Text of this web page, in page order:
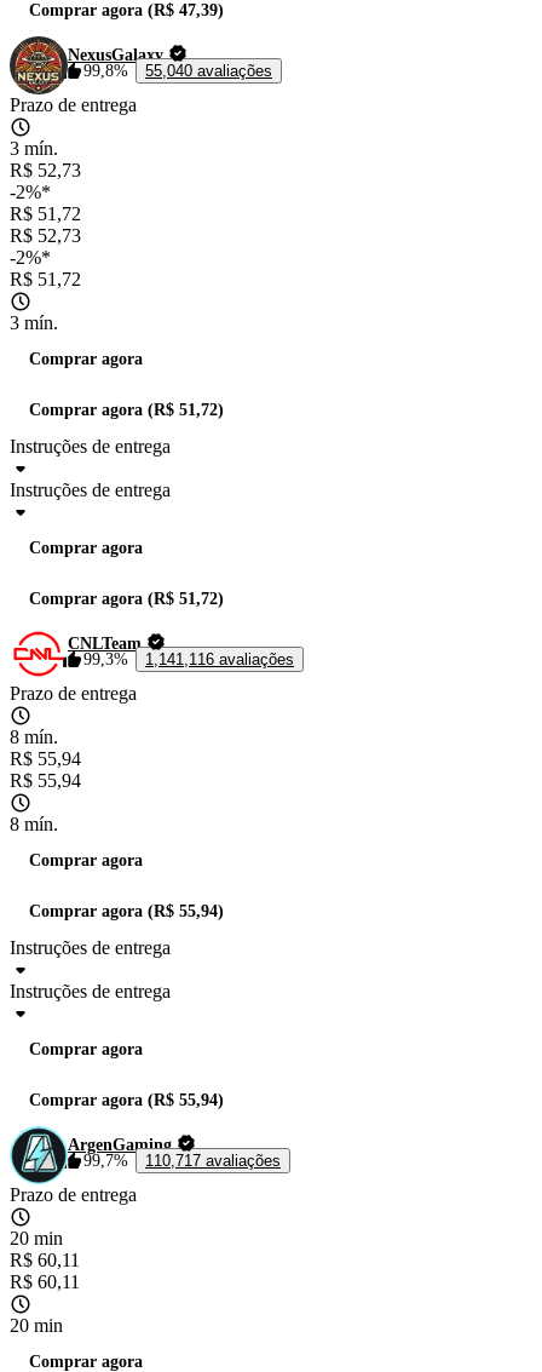
Comprar agora (R$ 47,39)
NexusGalaxy
99,8%
55,040 avaliações
Prazo de entrega
3 mín.
R$ 52,73
-2%*
R$ 51,72
R$ 52,73
-2%*
R$ 51,72
3 mín.
Comprar agora
Comprar agora (R$ 51,72)
Instruções de entrega
Instruções de entrega
Comprar agora
Comprar agora (R$ 51,72)
CNLTeam
99,3%
1,141,116 avaliações
Prazo de entrega
8 mín.
R$ 55,94
R$ 55,94
8 mín.
Comprar agora
Comprar agora (R$ 55,94)
Instruções de entrega
Instruções de entrega
Comprar agora
Comprar agora (R$ 55,94)
ArgenGaming
99,7%
110,717 avaliações
Prazo de entrega
20 min
R$ 60,11
R$ 60,11
20 min
Comprar agora